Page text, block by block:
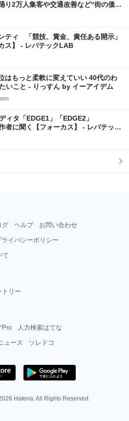
り2万人集客や交通改善など“街の価値
ティ 「競技、賞金、責任ある開示」
ス】 - レバテックLAB
はもっと柔軟に変えていい 40代のわ
いこと - りっすん by イーアイデム
ィタ「EDGE1」「EDGE2」
者に聞く【フォーカス】 - レバテック
グ ヘルプ お問い合わせ
ライバシーポリシー
て
トリー
Pro 人力検索はてな
ュース ソレドコ
Hatena. All Rights Reserved.